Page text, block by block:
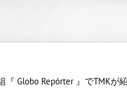
Globo Repórter 』でTMKが